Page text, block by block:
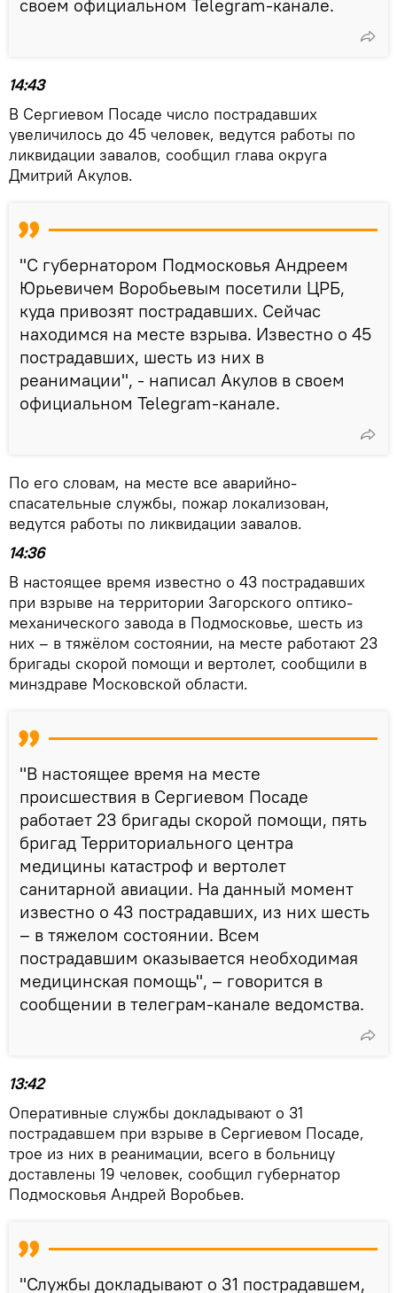
своем официальном Telegram-канале.
14:43
В Сергиевом Посаде число пострадавших
увеличилось до 45 человек, ведутся работы по
ликвидации завалов, сообщил глава округа
Дмитрий Акулов.
"С губернатором Подмосковья Андреем
Юрьевичем Воробьевым посетили ЦРБ,
куда привозят пострадавших. Сейчас
находимся на месте взрыва. Известно о 45
пострадавших, шесть из них в
реанимации", - написал Акулов в своем
официальном Telegram-канале.
По его словам, на месте все аварийно-
спасательные службы, пожар локализован,
ведутся работы по ликвидации завалов.
14:36
В настоящее время известно о 43 пострадавших
при взрыве на территории Загорского оптико-
механического завода в Подмосковье, шесть из
них – в тяжёлом состоянии, на месте работают 23
бригады скорой помощи и вертолет, сообщили в
минздраве Московской области.
"В настоящее время на месте
происшествия в Сергиевом Посаде
работает 23 бригады скорой помощи, пять
бригад Территориального центра
медицины катастроф и вертолет
санитарной авиации. На данный момент
известно о 43 пострадавших, из них шесть
– в тяжелом состоянии. Всем
пострадавшим оказывается необходимая
медицинская помощь", – говорится в
сообщении в телеграм-канале ведомства.
13:42
Оперативные службы докладывают о 31
пострадавшем при взрыве в Сергиевом Посаде,
трое из них в реанимации, всего в больницу
доставлены 19 человек, сообщил губернатор
Подмосковья Андрей Воробьев.
"Службы докладывают о 31 пострадавшем,